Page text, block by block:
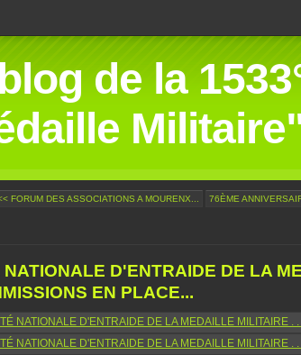
de la
FORUM DES ASSOCIATIONS A MOURENX... 76ÈME
NATIONALE D'ENTRAIDE DE LA
EN PLACE...